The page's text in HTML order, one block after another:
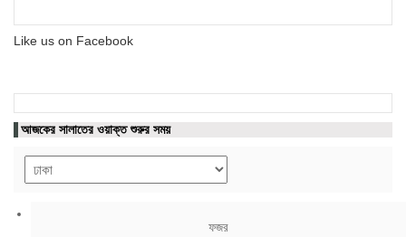
Like us on Facebook
আজকের সালাতের ওয়াক্ত শুরুর সময়
ফজর